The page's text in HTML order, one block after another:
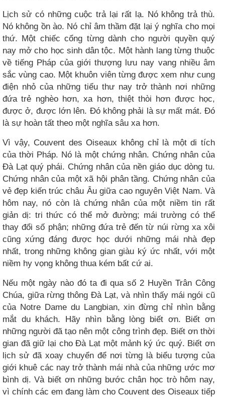
Lịch sử có những cuộc trả lại rất lạ. Nó không trả thù.
Nó không ồn ào. Nó chỉ âm thầm đặt lại ý nghĩa cho mọi
thứ. Một chiếc cổng từng dành cho người quyền quý
nay mở cho học sinh dân tộc. Một hành lang từng thuộc
về tiếng Pháp của giới thượng lưu nay vang nhiều âm
sắc vùng cao. Một khuôn viên từng được xem như cung
điện nhỏ của những tiểu thư nay trở thành nơi những
đứa trẻ nghèo hơn, xa hơn, thiệt thòi hơn được học,
được ở, được lớn lên. Đó không phải là sự mất mát. Đó
là sự hoàn tất theo một nghĩa sâu xa hơn.
Vì vậy, Couvent des Oiseaux không chỉ là một di tích
của thời Pháp. Nó là một chứng nhân. Chứng nhân của
Đà Lạt quý phái. Chứng nhân của nền giáo dục dòng tu.
Chứng nhân của một xã hội phân tầng. Chứng nhân của
vẻ đẹp kiến trúc châu Âu giữa cao nguyên Việt Nam. Và
hôm nay, nó còn là chứng nhân của một niềm tin rất
giản dị: tri thức có thể mở đường; mái trường có thể
thay đổi số phận; những đứa trẻ đến từ núi rừng xa xôi
cũng xứng đáng được học dưới những mái nhà đẹp
nhất, trong những không gian giàu ký ức nhất, với một
niềm hy vọng không thua kém bất cứ ai.
Nếu một ngày nào đó ta đi qua số 2 Huyền Trân Công
Chúa, giữa rừng thông Đà Lạt, và nhìn thấy mái ngói cũ
của Notre Dame du Langbian, xin đừng chỉ nhìn bằng
mắt du khách. Hãy nhìn bằng lòng biết ơn. Biết ơn
những người đã tạo nên một công trình đẹp. Biết ơn thời
gian đã giữ lại cho Đà Lạt một mảnh ký ức quý. Biết ơn
lịch sử đã xoay chuyển để nơi từng là biểu tượng của
giới khuê các nay trở thành mái nhà của những ước mơ
bình dị. Và biết ơn những bước chân học trò hôm nay,
vì chính các em đang làm cho Couvent des Oiseaux tiếp